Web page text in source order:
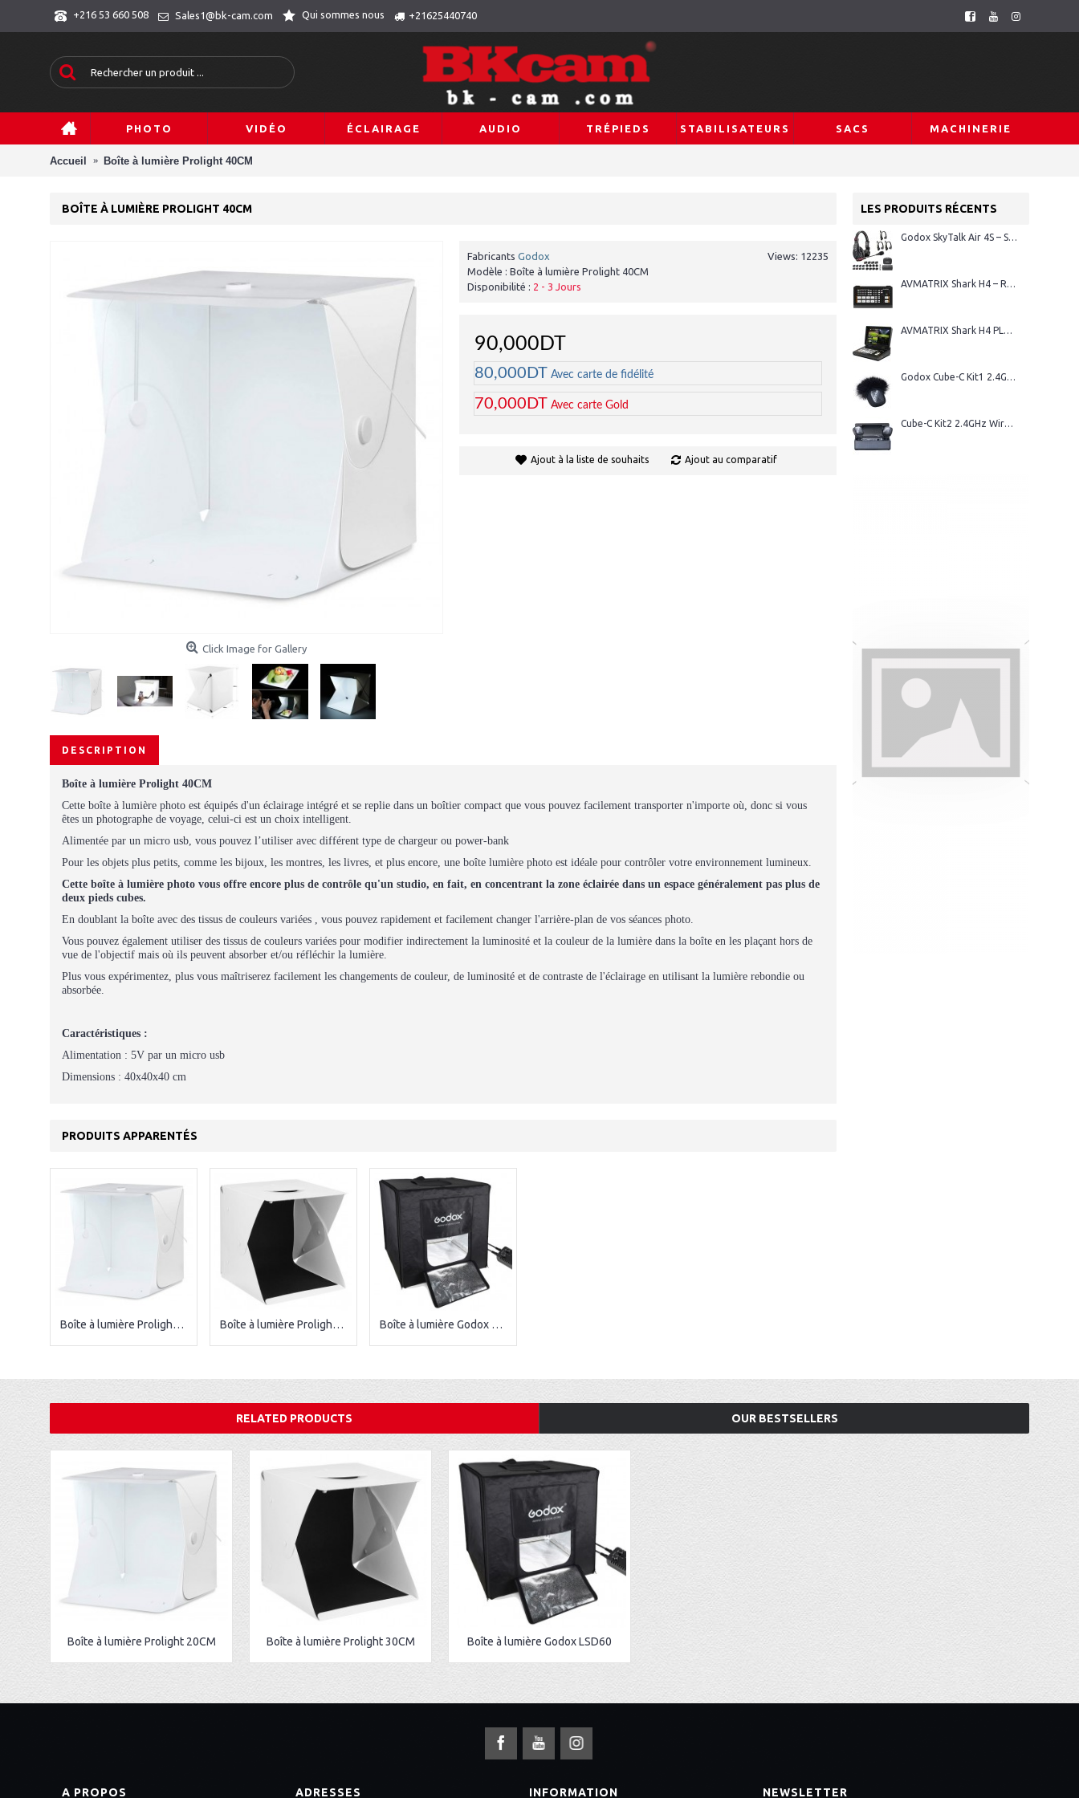
+216 53 660 508 Sales1@bk-cam.com Qui sommes nous +21625440740
PHOTO VIDÉO ÉCLAIRAGE AUDIO TRÉPIEDS STABILISATEURS SACS MACHINERIE
Accueil Boîte à lumière Prolight 40CM
LES PRODUITS RÉCENTS
Godox SkyTalk Air 4S – Système d’intercom sans fil Full-Duplex
AVMATRIX Shark H4 – Régie vidéo HDMI 4 canaux
AVMATRIX Shark H4 PLUS – Régie vidéo HDMI 4 canaux
Godox Cube-C Kit1 2.4GHz Wireless Microphone
Cube-C Kit2 2.4GHz Wireless Microphone
BOÎTE À LUMIÈRE PROLIGHT 40CM
Click Image for Gallery
Views: 12235
Fabricants Godox
Modèle : Boîte à lumière Prolight 40CM
Disponibilité : 2 - 3 Jours
90,000DT
80,000DT Avec carte de fidélité
70,000DT Avec carte Gold
Ajout à la liste de souhaits Ajout au comparatif
DESCRIPTION
Boîte à lumière Prolight 40CM
Cette boîte à lumière photo est équipés d'un éclairage intégré et se replie dans un boîtier compact que vous pouvez facilement transporter n'importe où, donc si vous
êtes un photographe de voyage, celui-ci est un choix intelligent.
Alimentée par un micro usb, vous pouvez l’utiliser avec différent type de chargeur ou power-bank
Pour les objets plus petits, comme les bijoux, les montres, les livres, et plus encore, une boîte lumière photo est idéale pour contrôler votre environnement lumineux.
Cette boîte à lumière photo vous offre encore plus de contrôle qu'un studio, en fait, en concentrant la zone éclairée dans un espace généralement pas plus de
deux pieds cubes.
En doublant la boîte avec des tissus de couleurs variées , vous pouvez rapidement et facilement changer l'arrière-plan de vos séances photo.
Vous pouvez également utiliser des tissus de couleurs variées pour modifier indirectement la luminosité et la couleur de la lumière dans la boîte en les plaçant hors de
vue de l'objectif mais où ils peuvent absorber et/ou réfléchir la lumière.
Plus vous expérimentez, plus vous maîtriserez facilement les changements de couleur, de luminosité et de contraste de l'éclairage en utilisant la lumière rebondie ou
absorbée.
Caractéristiques :
Alimentation : 5V par un micro usb
Dimensions : 40x40x40 cm
PRODUITS APPARENTÉS
Boîte à lumière Prolight 20CM Boîte à lumière Prolight 30CM Boîte à lumière Godox LSD60
RELATED PRODUCTS OUR BESTSELLERS
Boîte à lumière Prolight 20CM Boîte à lumière Prolight 30CM Boîte à lumière Godox LSD60
A PROPOS ADRESSES INFORMATION NEWSLETTER